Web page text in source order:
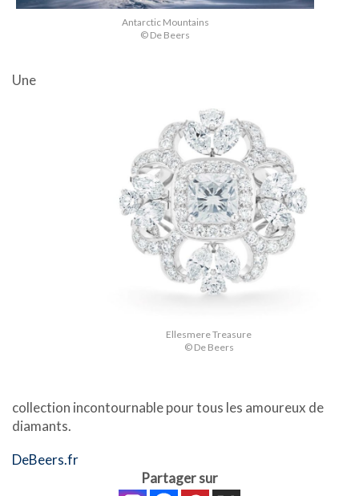
Antarctic Mountains
© De Beers
Ellesmere Treasure
© De Beers
Une
collection incontournable pour tous les amoureux de
diamants.
DeBeers.fr
Partager sur